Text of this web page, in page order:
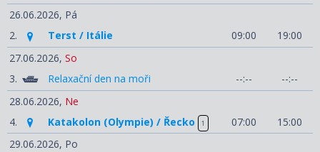
26.06.2026, Pá
2.
Terst / Itálie 09:00
19:00
27.06.2026, So
3.
Relaxační den na moři --:--
--:--
28.06.2026, Ne
4.
Katakolon (Olympie) / Řecko 1 07:00
15:00
29.06.2026, Po